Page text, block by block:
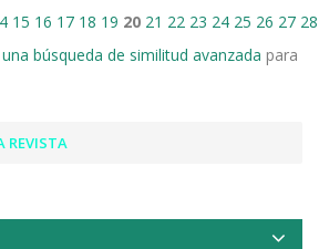
15 16 17 18 19 20 21 22 23 24 25 26 27 28
búsqueda de similitud avanzada para
REVISTA